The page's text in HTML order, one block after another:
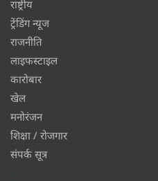
राष्ट्रीय
ट्रेंडिंग न्यूज
राजनीति
लाइफस्टाइल
कारोबार
खेल
मनोरंजन
शिक्षा / रोजगार
संपर्क सूत्र